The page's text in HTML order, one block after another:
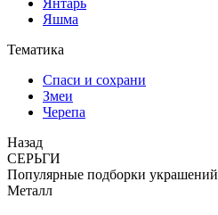
Янтарь
Яшма
Тематика
Спаси и сохрани
Змеи
Черепа
Назад
СЕРЬГИ
Популярные подборки украшений
Металл